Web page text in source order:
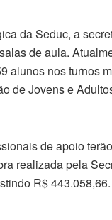
da Seduc, a
de aula.
alunos nos turnos
de Jovens e
de apoio
realizada pela
R$